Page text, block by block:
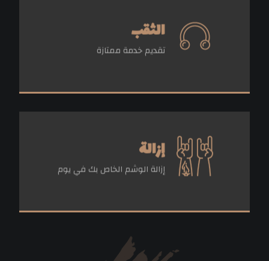
الثقب
تقديم خدمة ممتازة
إحجز موعد
إزالة
إزالة الوشم الخاص بك في يوم